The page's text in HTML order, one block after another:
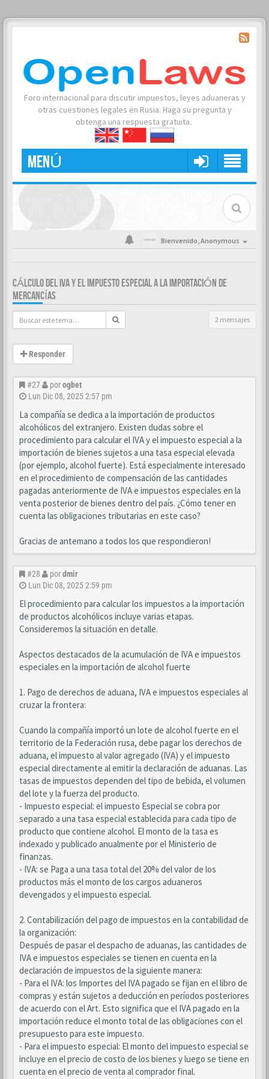
Foro internacional para discutir impuestos, leyes aduaneras y
otras cuestiones legales en Rusia. Haga su pregunta y
obtenga una respuesta gratuita.
MENÚ
Bienvenido,Anonymous
CÁLCULO DEL IVA Y EL IMPUESTO ESPECIAL A LA IMPORTACIÓN DE
MERCANCÍAS
2 mensajes
Responder
#27 porogbet
Lun Dic 08, 2025 2:57 pm
La compañía se dedica a la importación de productos
alcohólicos del extranjero. Existen dudas sobre el
procedimiento para calcular el IVA y el impuesto especial a la
importación de bienes sujetos a una tasa especial elevada
(por ejemplo, alcohol fuerte). Está especialmente interesado
en el procedimiento de compensación de las cantidades
pagadas anteriormente de IVA e impuestos especiales en la
venta posterior de bienes dentro del país. ¿Cómo tener en
cuenta las obligaciones tributarias en este caso?
Gracias de antemano a todos los que respondieron!
#28 pordmir
Lun Dic 08, 2025 2:59 pm
El procedimiento para calcular los impuestos a la importación
de productos alcohólicos incluye varias etapas.
Consideremos la situación en detalle.
Aspectos destacados de la acumulación de IVA e impuestos
especiales en la importación de alcohol fuerte
1. Pago de derechos de aduana, IVA e impuestos especiales al
cruzar la frontera:
Cuando la compañía importó un lote de alcohol fuerte en el
territorio de la Federación rusa, debe pagar los derechos de
aduana, el impuesto al valor agregado (IVA) y el impuesto
especial directamente al emitir la declaración de aduanas. Las
tasas de impuestos dependen del tipo de bebida, el volumen
del lote y la fuerza del producto.
- Impuesto especial: el impuesto Especial se cobra por
separado a una tasa especial establecida para cada tipo de
producto que contiene alcohol. El monto de la tasa es
indexado y publicado anualmente por el Ministerio de
finanzas.
- IVA: se Paga a una tasa total del 20% del valor de los
productos más el monto de los cargos aduaneros
devengados y el impuesto especial.
2. Contabilización del pago de impuestos en la contabilidad de
la organización:
Después de pasar el despacho de aduanas, las cantidades de
IVA e impuestos especiales se tienen en cuenta en la
declaración de impuestos de la siguiente manera:
- Para el IVA: los Importes del IVA pagado se fijan en el libro de
compras y están sujetos a deducción en períodos posteriores
de acuerdo con el Art. Esto significa que el IVA pagado en la
importación reduce el monto total de las obligaciones con el
presupuesto para este impuesto.
- Para el impuesto especial: El monto del impuesto especial se
incluye en el precio de costo de los bienes y luego se tiene en
cuenta en el precio de venta al comprador final.